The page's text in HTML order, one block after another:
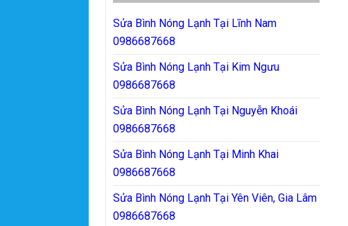
Sửa Bình Nóng Lạnh Tại Lĩnh Nam
0986687668
Sửa Bình Nóng Lạnh Tại Kim Ngưu
0986687668
Sửa Bình Nóng Lạnh Tại Nguyễn Khoái
0986687668
Sửa Bình Nóng Lạnh Tại Minh Khai
0986687668
Sửa Bình Nóng Lạnh Tại Yên Viên, Gia Lâm
0986687668